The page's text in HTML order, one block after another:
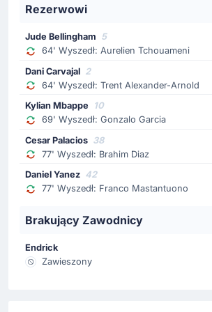
Haissem Hassan
Goście dokonują zmiany. Boisko
Fernandez. Na boisko wchodzi
64'
Zmiana zawodnika
Trent Alexander-Arnold
Dani Carvajal
Zmiana. Z boiska schodzi Trent
wchodzi Dani Carvajal.
Zmiana zawodnika
Jude Bellingham
Jude Bellingham zmienia Aurelien
Santiago Bernabeu.
Rezerwowi
Jude Bellingham 5
64' Wyszedł: Aurelien Tchouameni
Dani Carvajal 2
64' Wyszedł: Trent Alexander-Arnold
Kylian Mbappe 10
69' Wyszedł: Gonzalo Garcia
Cesar Palacios 38
77' Wyszedł: Brahim Diaz
Daniel Yanez 42
77' Wyszedł: Franco Mastantuono
Brakujący Zawodnicy
Endrick
Zawieszony